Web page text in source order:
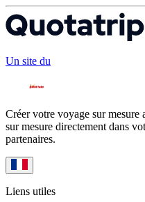
Un site du
Créer votre voyage sur mesure
sur mesure directement dans
partenaires.
Liens utiles